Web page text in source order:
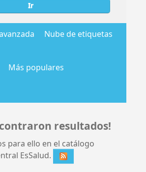
Ir
Nube de etiquetas
Más populares
resultados!
para ello en el catálogo
EsSalud.